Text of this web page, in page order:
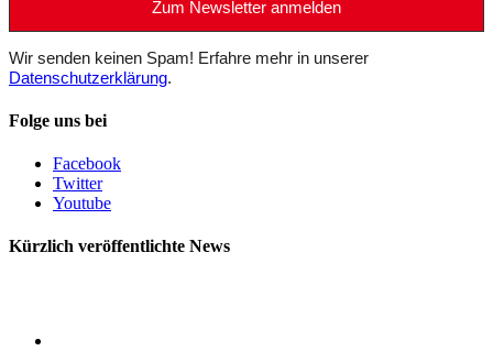
Wir senden keinen Spam! Erfahre mehr in unserer
Datenschutzerklärung.
Folge uns bei
Facebook
Twitter
Youtube
Kürzlich veröffentlichte News